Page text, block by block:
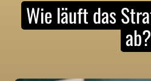
Wie läuft das
ab?